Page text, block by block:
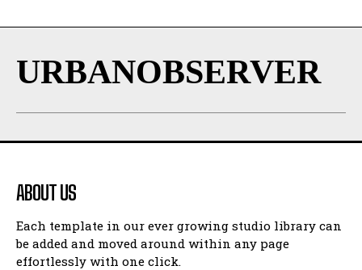
URBANOBSERVER
ABOUT US
Each template in our ever growing studio library can
be added and moved around within any page
effortlessly with one click.